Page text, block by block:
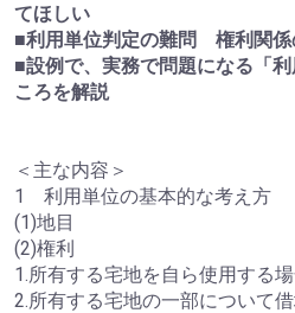
てほしい
■利用単位判定の難問 権利関係
■設例で、実務で問題になる「
ころを解説
＜主な内容＞
1 利用単位の基本的な考え方
(1)地目
(2)権利
1.所有する宅地を自ら使用する
2.所有する宅地の一部について